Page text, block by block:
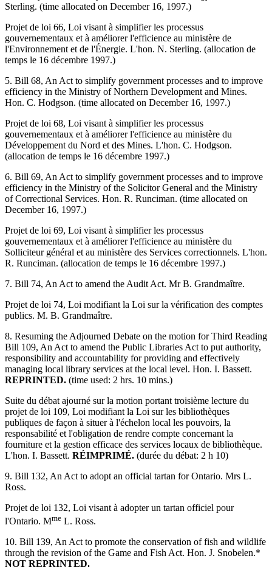
Sterling. (time allocated on December 16, 1997.)
Projet de loi 66, Loi visant à simplifier les processus
gouvernementaux et à améliorer l'efficience au ministère de
l'Environnement et de l'Énergie. L'hon. N. Sterling. (allocation de
temps le 16 décembre 1997.)
5. Bill 68, An Act to simplify government processes and to improve
efficiency in the Ministry of Northern Development and Mines.
Hon. C. Hodgson. (time allocated on December 16, 1997.)
Projet de loi 68, Loi visant à simplifier les processus
gouvernementaux et à améliorer l'efficience au ministère du
Développement du Nord et des Mines. L'hon. C. Hodgson.
(allocation de temps le 16 décembre 1997.)
6. Bill 69, An Act to simplify government processes and to improve
efficiency in the Ministry of the Solicitor General and the Ministry
of Correctional Services. Hon. R. Runciman. (time allocated on
December 16, 1997.)
Projet de loi 69, Loi visant à simplifier les processus
gouvernementaux et à améliorer l'efficience au ministère du
Solliciteur général et au ministère des Services correctionnels. L'hon.
R. Runciman. (allocation de temps le 16 décembre 1997.)
7. Bill 74, An Act to amend the Audit Act. Mr B. Grandmaître.
Projet de loi 74, Loi modifiant la Loi sur la vérification des comptes
publics. M. B. Grandmaître.
8. Resuming the Adjourned Debate on the motion for Third Reading
Bill 109, An Act to amend the Public Libraries Act to put authority,
responsibility and accountability for providing and effectively
managing local library services at the local level. Hon. I. Bassett.
REPRINTED. (time used: 2 hrs. 10 mins.)
Suite du débat ajourné sur la motion portant troisième lecture du
projet de loi 109, Loi modifiant la Loi sur les bibliothèques
publiques de façon à situer à l'échelon local les pouvoirs, la
responsabilité et l'obligation de rendre compte concernant la
fourniture et la gestion efficace des services locaux de bibliothèque.
L'hon. I. Bassett. RÉIMPRIMÉ. (durée du débat: 2 h 10)
9. Bill 132, An Act to adopt an official tartan for Ontario. Mrs L.
Ross.
Projet de loi 132, Loi visant à adopter un tartan officiel pour
l'Ontario. Mme L. Ross.
10. Bill 139, An Act to promote the conservation of fish and wildlife
through the revision of the Game and Fish Act. Hon. J. Snobelen.*
NOT REPRINTED.